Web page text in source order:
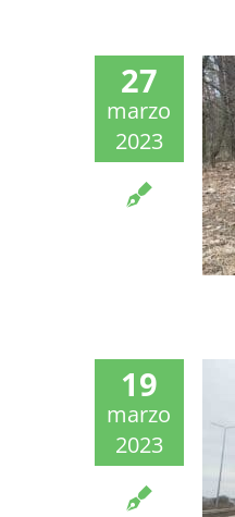
27
marzo
2023
19
marzo
2023